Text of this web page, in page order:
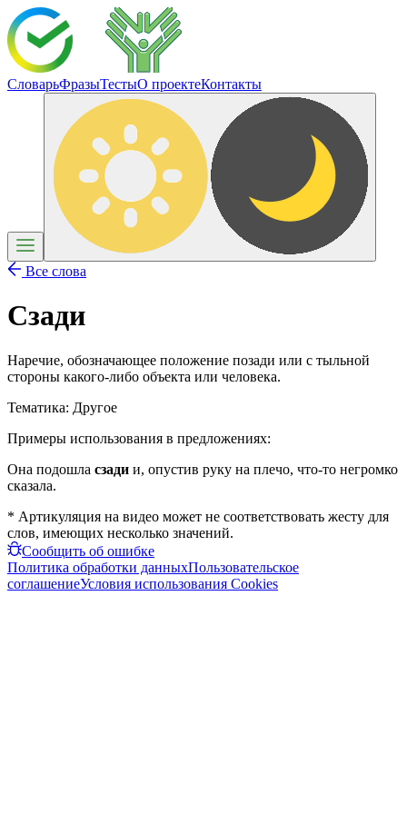
СловарьФразыТестыО проектеКонтакты
Все слова
Сзади
Наречие, обозначающее положение позади или с тыльной
стороны какого-либо объекта или человека.
Тематика: Другое
Примеры использования в предложениях:
Она подошла сзади и, опустив руку на плечо, что-то негромко
сказала.
* Артикуляция на видео может не соответствовать жесту для
слов, имеющих несколько значений.
Сообщить об ошибке
Политика обработки данныхПользовательское
соглашениеУсловия использования Cookies